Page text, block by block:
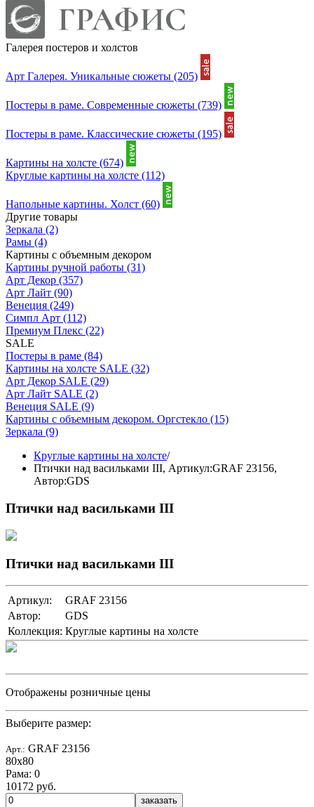
Галерея постеров и холстов
Арт Галерея. Уникальные сюжеты (205)
Постеры в раме. Современные сюжеты (739)
Постеры в раме. Классические сюжеты (195)
Картины на холсте (674)
Круглые картины на холсте (112)
Напольные картины. Холст (60)
Другие товары
Зеркала (2)
Рамы (4)
Картины с объемным декором
Картины ручной работы (31)
Арт Декор (357)
Арт Лайт (90)
Венеция (249)
Симпл Арт (112)
Премиум Плекс (22)
SALE
Постеры в раме (84)
Картины на холсте SALE (32)
Арт Декор SALE (29)
Арт Лайт SALE (2)
Венеция SALE (9)
Картины с объемным декором. Оргстекло (15)
Зеркала (9)
Круглые картины на холсте/
Птички над васильками III, Артикул:GRAF 23156,
Автор:GDS
Птички над васильками III
Птички над васильками III
Артикул:
GRAF 23156
Автор:
GDS
Коллекция: Круглые картины на холсте
Отображены розничные цены
Выберите размер:
Арт.: GRAF 23156
80x80
Рама: 0
10172 руб.
заказать